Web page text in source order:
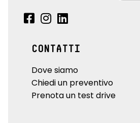
CONTATTI
Dove siamo
Chiedi un preventivo
Prenota un test drive